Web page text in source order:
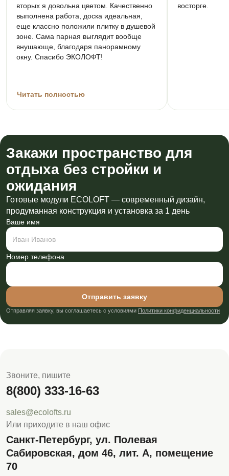
вторых я довольна цветом. Качественно
выполнена работа, доска идеальная,
еще классно положили плитку в душевой
зоне. Сама парная выглядит вообще
внушающе, благодаря панорамному
окну. Спасибо ЭКОЛОФТ!
Читать полностью
восторге.
Закажи пространство для
отдыха без стройки и
ожидания
Готовые модули ECOLOFT — современный дизайн,
продуманная конструкция и установка за 1 день
Ваше имя
Номер телефона
Отправить заявку
Отправляя заявку, вы соглашаетесь с условиями Политики конфиденциальности
Звоните, пишите
8(800) 333-16-63
sales@ecolofts.ru
Или приходите в наш офис
Санкт-Петербург, ул. Полевая
Сабировская, дом 46, лит. А, помещение
70